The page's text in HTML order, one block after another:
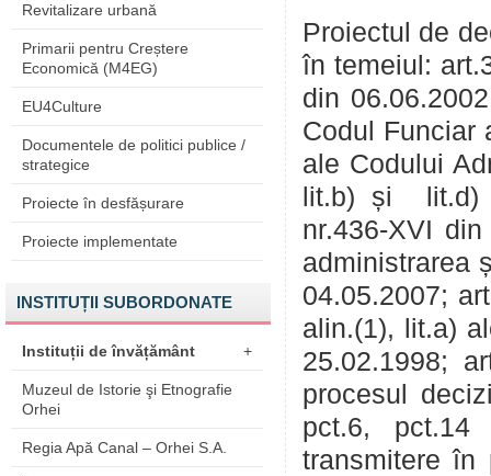
Revitalizare urbană
Primarii pentru Creștere
Economică (M4EG)
EU4Culture
Documentele de politici publice /
strategice
Proiecte în desfășurare
Proiecte implementate
INSTITUȚII SUBORDONATE
Instituții de învățământ +
Muzeul de Istorie şi Etnografie
Orhei
Regia Apă Canal – Orhei S.A.
Proiectul de
în temeiul:
din
Codul Funciar
ale Codului
lit.b) și lit.d)
nr.436-XVI
administrarea
04.05.2007;
alin.(1), lit.a)
25.02.1998;
procesul
pct.6,
transmitere în